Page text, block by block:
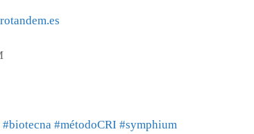
#biotecna #métodoCRI #symphium